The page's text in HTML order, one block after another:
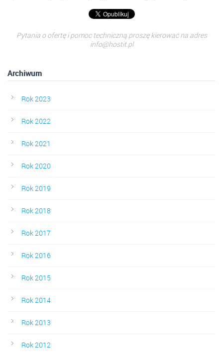
Pytania o ofertę i pomoc techniczną proszę kierować na adres
info@hostit.pl
Archiwum
Rok 2023
Rok 2022
Rok 2021
Rok 2020
Rok 2019
Rok 2018
Rok 2017
Rok 2016
Rok 2015
Rok 2014
Rok 2013
Rok 2012